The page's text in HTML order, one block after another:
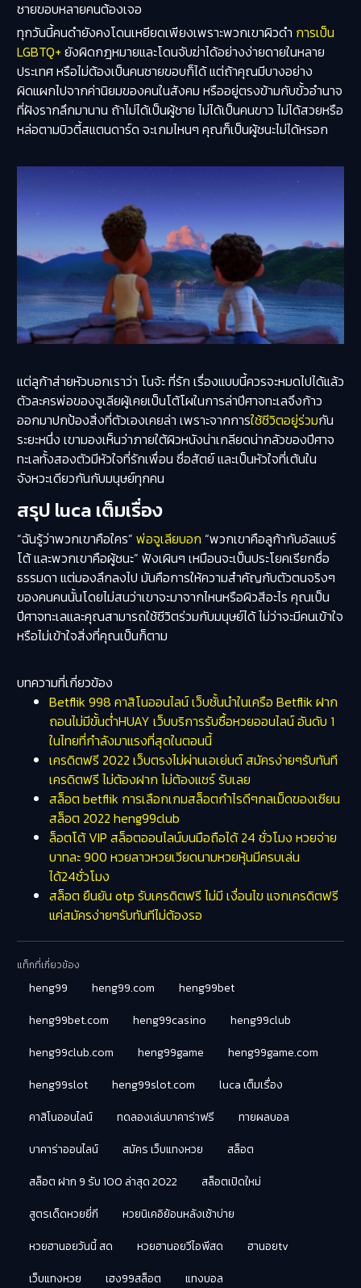
ชายขอบหลายคนต้องเจอ
ทุกวันนี้คนดำยังคงโดนเหยียดเพียงเพราะพวกเขาผิวดำ การเป็น
LGBTQ+ ยังผิดกฎหมายและโดนจับฆ่าได้อย่างง่ายดายในหลาย
ประเทศ หรือไม่ต้องเป็นคนชายขอบก็ได้ แต่ถ้าคุณมีบางอย่าง
ผิดแผกไปจากค่านิยมของคนในสังคม หรืออยู่ตรงข้ามกับขั้วอำนาจ
ที่ฝังรากลึกมานาน ถ้าไม่ได้เป็นผู้ชาย ไม่ได้เป็นคนขาว ไม่ได้สวยหรือ
หล่อตามบิวตี้สแตนดาร์ด จะเกมไหนๆ คุณก็เป็นผู้ชนะไม่ได้หรอก
แต่ลูก้าส่ายหัวบอกเราว่า โนจ้ะ ที่รัก เรื่องแบบนี้ควรจะหมดไปได้แล้ว
ตัวละครพ่อของจูเลียผู้เคยเป็นโต้โผในการล่าปีศาจทะเลจึงก้าว
ออกมาปกป้องสิ่งที่ตัวเองเคยล่า เพราะจากการใช้ชีวิตอยู่ร่วมกัน
ระยะหนึ่ง เขามองเห็นว่าภายใต้ผิวหนังน่าเกลียดน่ากลัวของปีศาจ
ทะเลทั้งสองตัวมีหัวใจที่รักเพื่อน ซื่อสัตย์ และเป็นหัวใจที่เต้นใน
จังหวะเดียวกันกับมนุษย์ทุกคน
สรุป luca เต็มเรื่อง
“ฉันรู้ว่าพวกเขาคือใคร” พ่อจูเลียบอก “พวกเขาคือลูก้ากับอัลแบร์
โต้ และพวกเขาคือผู้ชนะ” ฟังเผินๆ เหมือนจะเป็นประโยคเรียกชื่อ
ธรรมดา แต่มองลึกลงไป มันคือการให้ความสำคัญกับตัวตนจริงๆ
ของคนคนนั้นโดยไม่สนว่าเขาจะมาจากไหนหรือผิวสีอะไร คุณเป็น
ปีศาจทะเลและคุณสามารถใช้ชีวิตร่วมกับมนุษย์ได้ ไม่ว่าจะมีคนเข้าใจ
หรือไม่เข้าใจสิ่งที่คุณเป็นก็ตาม
บทความที่เกี่ยวข้อง
Betflik 998 คาสิโนออนไลน์ เว็บชั้นนำในเครือ Betflik ฝาก
ถอนไม่มีขั้นต่ำHUAY เว็บบริการรับซื้อหวยออนไลน์ อันดับ 1
ในไทยที่กำลังมาแรงที่สุดในตอนนี้
เครดิตฟรี 2022 เว็บตรงไม่ผ่านเอเย่นต์ สมัครง่ายๆรับทันที
เครดิตฟรี ไม่ต้องฝาก ไม่ต้องแชร์ รับเลย
สล็อต betflik การเลือกเกมสล็อตกำไรดีๆกลเม็ดของเซียน
สล็อต 2022 heng99club
ล็อตโต้ VIP สล็อตออนไลน์บนมือถือได้ 24 ชั่วโมง หวยจ่าย
บาทละ 900 หวยลาวหวยเวียดนามหวยหุ้นมีครบเล่น
ได้24ชั่วโมง
สล็อต ยืนยัน otp รับเครดิตฟรี ไม่มี เงื่อนไข แจกเครดิตฟรี
แค่สมัครง่ายๆรับทันทีไม่ต้องรอ
แท็กที่เกี่ยวข้อง
heng99 heng99.com
heng99bet
heng99bet.com
heng99casino
heng99club
heng99club.com
heng99game
heng99game.com
heng99slot
heng99slot.com
luca เต็มเรื่อง
คาสิโนออนไลน์
ทดลองเล่นบาคาร่าฟรี
ทายผลบอล
บาคาร่าออนไลน์
สมัคร เว็บแทงหวย
สล็อต
สล็อต ฝาก 9 รับ 100 ล่าสุด 2022
สล็อตเปิดใหม่
สูตรเด็ดหวยยี่กี
หวยนิเคอิย้อนหลังเช้าบ่าย
หวยฮานอยวันนี้ สด
หวยฮานอยวีไอพีสด
ฮานอยtv
เว็บแทงหวย
เฮง99สล็อต
แทงบอล